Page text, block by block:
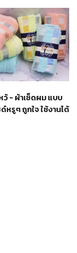
ว้ - ผ้าเช็ดผม แบบ
หรูๆ ถูกใจ ใช้งานได้